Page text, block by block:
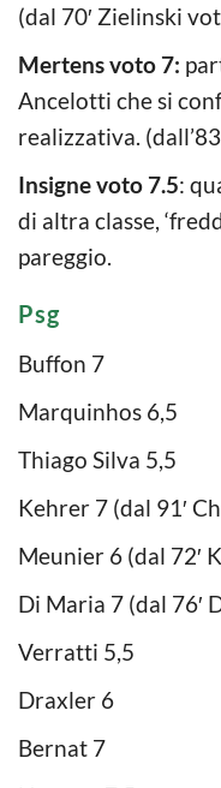
(dal 70′ Zielinski
Mertens voto 7:
Ancelotti che si
realizzativa.
Insigne voto 7.5:
di altra classe,
pareggio.
Psg
Buffon 7
Marquinhos 6,5
Thiago Silva 5,5
Kehrer 7 (dal 91′
Meunier 6 (dal 72′
Di Maria 7 (dal 76′
Verratti 5,5
Draxler 6
Bernat 7